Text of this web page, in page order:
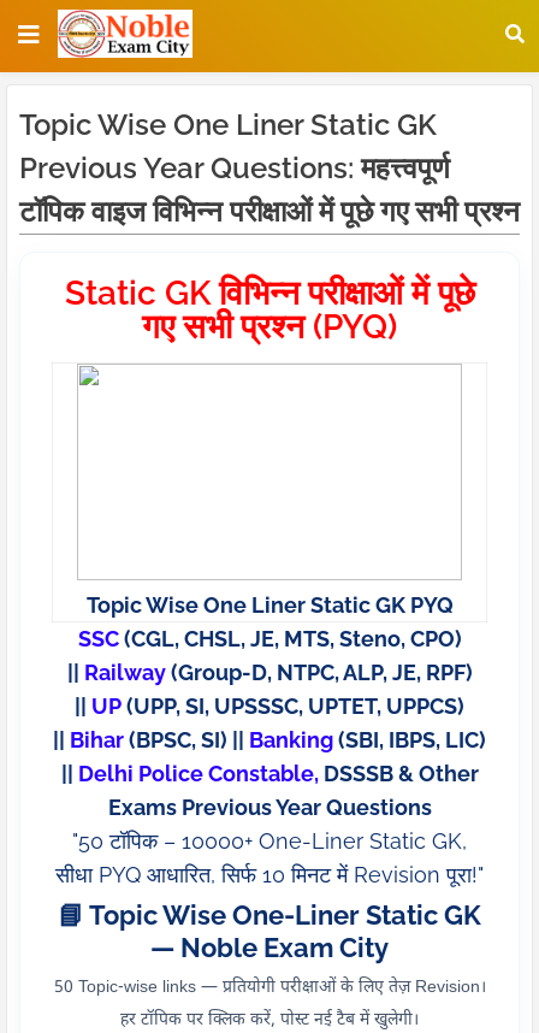
Topic Wise One Liner Static GK
Previous Year Questions: महत्त्वपूर्ण
टॉपिक वाइज विभिन्न परीक्षाओं में पूछे गए सभी प्रश्न
Static GK विभिन्न परीक्षाओं में पूछे
गए सभी प्रश्न (PYQ)
Topic Wise One Liner Static GK PYQ
SSC(CGL, CHSL, JE, MTS, Steno, CPO)
Railway(Group-D, NTPC, ALP, JE, RPF)
UP(UPP, SI, UPSSSC, UPTET, UPPCS)
Bihar(BPSC, SI) || Banking(SBI, IBPS, LIC)
Delhi Police Constable,DSSSB & Other
Exams Previous Year Questions
"50 टॉपिक – 10000+ One-Liner Static GK,
सीधा PYQ आधारित, सिर्फ 10 मिनट में Revision पूरा!"
📘 Topic Wise One-Liner Static GK
— Noble Exam City
50 Topic-wise links — प्रतियोगी परीक्षाओं के लिए तेज़ Revision।
हर टॉपिक पर क्लिक करें, पोस्ट नई टैब में खुलेगी।